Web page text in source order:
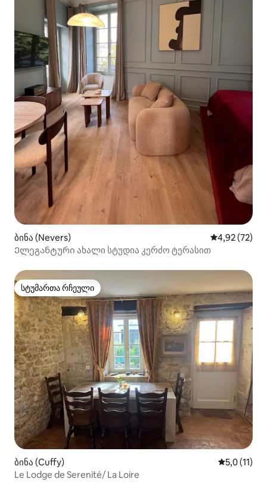
ბინა (Nevers) საშუალო
4,92 (72)
Ელეგანტური ახალი სტუდია კერძო ტერასით
სტუმართა რჩეული
სტუმართა რჩეული
ბინა (Cuffy) საშუალო
5,0 (11)
Le Lodge de Serenité/ La Loire